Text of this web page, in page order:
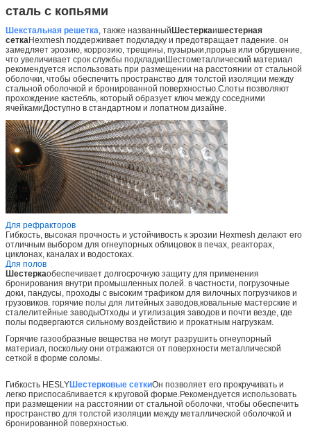
сталь с копьями
Шекстальная решетка, также названныйШестеркаишестерная
сеткаHexmesh поддерживает подкладку и предотвращает падение. он
замедляет эрозию, коррозию, трещины, пузырьки,прорыв или обрушение,
что увеличивает срок службы подкладкиШестометаллический материал
рекомендуется использовать при размещении на расстоянии от стальной
оболочки, чтобы обеспечить пространство для толстой изоляции между
стальной оболочкой и бронированной поверхностью.Слоты позволяют
прохождение кастебль, который образует ключ между соседними
ячейкамиДоступно в стандартном и лопатном дизайне.
Для рефракторов
Гибкость, высокая прочность и устойчивость к эрозии Hexmesh делают его
отличным выбором для огнеупорных облицовок в печах, реакторах,
циклонах, каналах и водостоках.
Для полов
Шестеркаобеспечивает долгосрочную защиту для применения
бронирования внутри промышленных полей. в частности, погрузочные
доки, пандусы, проходы с высоким трафиком для вилочных погрузчиков и
грузовиков. горячие полы для литейных заводов,ковальные мастерские и
сталелитейные заводыОтходы и утилизация заводов и почти везде, где
полы подвергаются сильному воздействию и прокатным нагрузкам.
Горячие газообразные вещества не могут разрушить огнеупорный
материал, поскольку они отражаются от поверхности металлической
сеткой в форме соломы.
Гибкость HESLYШестерковые сеткиОн позволяет его прокручивать и
легко приспосабливается к круговой форме.Рекомендуется использовать
при размещении на расстоянии от стальной оболочки, чтобы обеспечить
пространство для толстой изоляции между металлической оболочкой и
бронированной поверхностью.